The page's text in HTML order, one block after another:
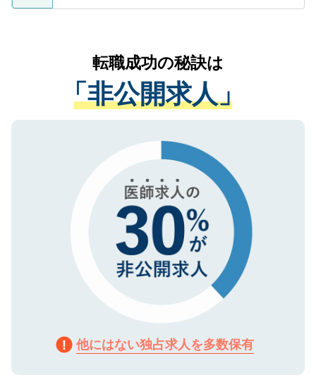
ているすべての個人データはご本人の許可
は、個人情報の取り扱いについての厳密な
管理基準を満たした事業者のみに付与され
る、プライバシーマークを取得済みです。
ご登録いただいた個人情報は、SSL（デー
で、機密保持に関してもご安心ください。
かがいして、現在の医療機関の状況や紹介
経験をまじえながら、適切なアドバイスを
させていただきます。すぐにご転職をされ
ない方には、長期的なサポートが可能です
ので、まずはご登録ください。
転職成功の秘訣は
「非公開求人」
他にはない独占求人を多数保有